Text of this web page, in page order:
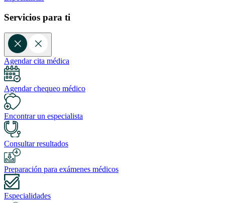
Servicios para ti
Agendar cita médica
Agendar chequeo médico
Encontrar un especialista
Consultar resultados
Preparación para exámenes médicos
Especialidades